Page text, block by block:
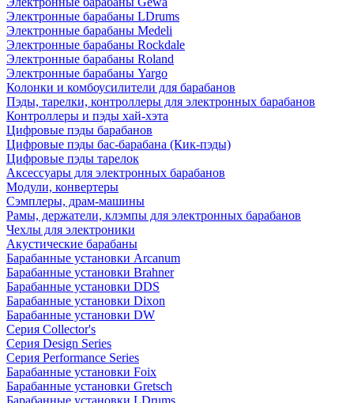
Электронные барабаны LDrums
Электронные барабаны Medeli
Электронные барабаны Rockdale
Электронные барабаны Roland
Электронные барабаны Yargo
Колонки и комбоусилители для барабанов
Пэды, тарелки, контроллеры для электронных барабанов
Контроллеры и пэды хай-хэта
Цифровые пэды барабанов
Цифровые пэды бас-барабана (Кик-пэды)
Цифровые пэды тарелок
Аксессуары для электронных барабанов
Модули, конвертеры
Сэмплеры, драм-машины
Рамы, держатели, клэмпы для электронных барабанов
Чехлы для электроники
Акустические барабаны
Барабанные установки Arcanum
Барабанные установки Brahner
Барабанные установки DDS
Барабанные установки Dixon
Барабанные установки DW
Серия Collector's
Серия Design Series
Серия Performance Series
Барабанные установки Foix
Барабанные установки Gretsch
Барабанные установки LDrums